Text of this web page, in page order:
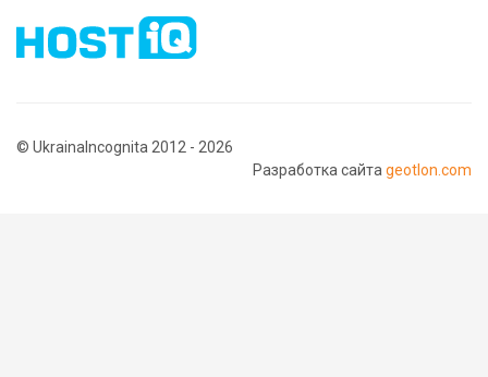
© UkrainaIncognita 2012 - 2026
Разработка сайта geotlon.com